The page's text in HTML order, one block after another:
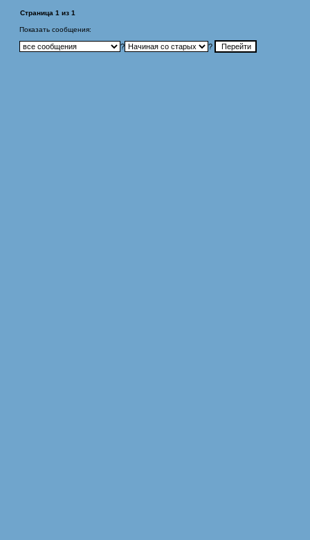
Страница 1 из 1
Показать сообщения:
? ?